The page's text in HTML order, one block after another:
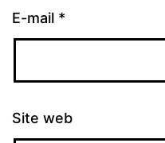
E-mail *
Site web